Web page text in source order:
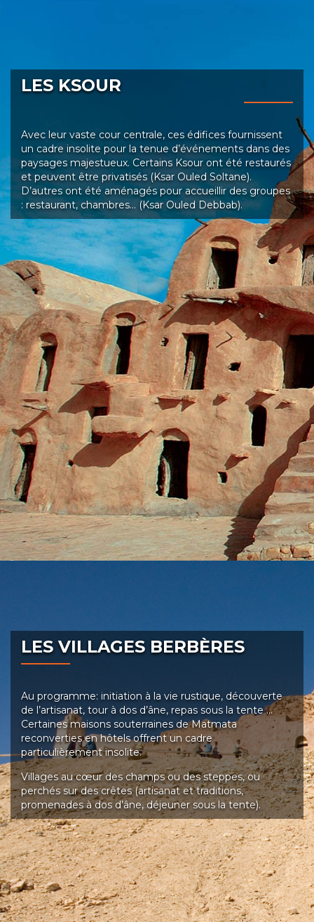
LES KSOUR
Avec leur vaste cour centrale, ces édifices fournissent
un cadre insolite pour la tenue d’événements dans des
paysages majestueux. Certains Ksour ont été restaurés
et peuvent être privatisés (Ksar Ouled Soltane).
D’autres ont été aménagés pour accueillir des groupes
: restaurant, chambres… (Ksar Ouled Debbab).
LES VILLAGES BERBÈRES
Au programme: initiation à la vie rustique, découverte
de l’artisanat, tour à dos d’âne, repas sous la tente …
Certaines maisons souterraines de Matmata
reconverties en hôtels offrent un cadre
particulièrement insolite.
Villages au cœur des champs ou des steppes, ou
perchés sur des crêtes (artisanat et traditions,
promenades à dos d’âne, déjeuner sous la tente).